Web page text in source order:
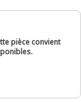
pièce convient